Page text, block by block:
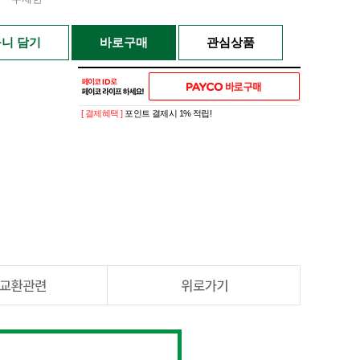
담기 바로구매 관심상품
[ 결제혜택 ] 포인트 결제시 1% 적립!